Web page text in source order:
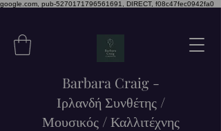
google.com, pub-5270171796561691, DIRECT, f08c47fec0942fa0
Barbara Craig -
Ιρλανδή Συνθέτης /
Μουσικός / Καλλιτέχνης